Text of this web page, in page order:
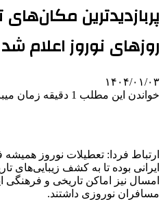
پربازدیدترین
روزهای نوروز اعلام شد
۱۴۰۴/۰۱/۰۳
خواندن این مطلب 1 دقیقه زمان میبرد
ارتباط فردا: تعطیلات نوروز
ایرانی بوده تا به کشف زیبایی‌های
امسال نیز اماکن تاریخی و فرهنگی
مسافران نوروزی داشتند.